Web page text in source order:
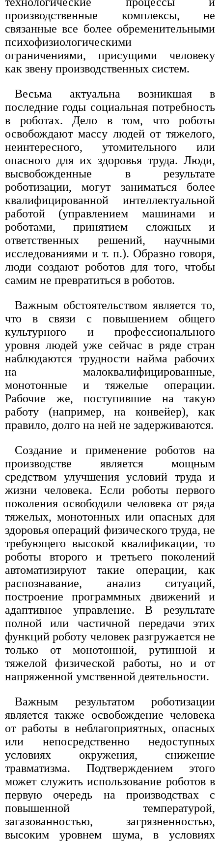
производственные комплексы, не
связанные все более обременительными
психофизиологическими
ограничениями, присущими человеку
как звену производственных систем.
Весьма актуальна возникшая в
последние годы социальная потребность
в роботах. Дело в том, что роботы
освобождают массу людей от тяжелого,
неинтересного, утомительного или
опасного для их здоровья труда. Люди,
высвобожденные в результате
роботизации, могут заниматься более
квалифицированной интеллектуальной
работой (управлением машинами и
роботами, принятием сложных и
ответственных решений, научными
исследованиями и т. п.). Образно говоря,
люди создают роботов для того, чтобы
самим не превратиться в роботов.
Важным обстоятельством является то,
что в связи с повышением общего
культурного и профессионального
уровня людей уже сейчас в ряде стран
наблюдаются трудности найма рабочих
на малоквалифицированные,
монотонные и тяжелые операции.
Рабочие же, поступившие на такую
работу (например, на конвейер), как
правило, долго на ней не задерживаются.
Создание и применение роботов на
производстве является мощным
средством улучшения условий труда и
жизни человека. Если роботы первого
поколения освободили человека от ряда
тяжелых, монотонных или опасных для
здоровья операций физического труда, не
требующего высокой квалификации, то
роботы второго и третьего поколений
автоматизируют такие операции, как
распознавание, анализ ситуаций,
построение программных движений и
адаптивное управление. В результате
полной или частичной передачи этих
функций роботу человек разгружается не
только от монотонной, рутинной и
тяжелой физической работы, но и от
напряженной умственной деятельности.
Важным результатом роботизации
является также освобождение человека
от работы в неблагоприятных, опасных
или непосредственно недоступных
условиях окружения, снижение
травматизма. Подтверждением этого
может служить использование роботов в
первую очередь на производствах с
повышенной температурой,
загазованностью, загрязненностью,
высоким уровнем шума, в условиях